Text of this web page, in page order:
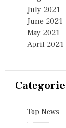
July 2021
June 2021
May 2021
April 2021
Top News